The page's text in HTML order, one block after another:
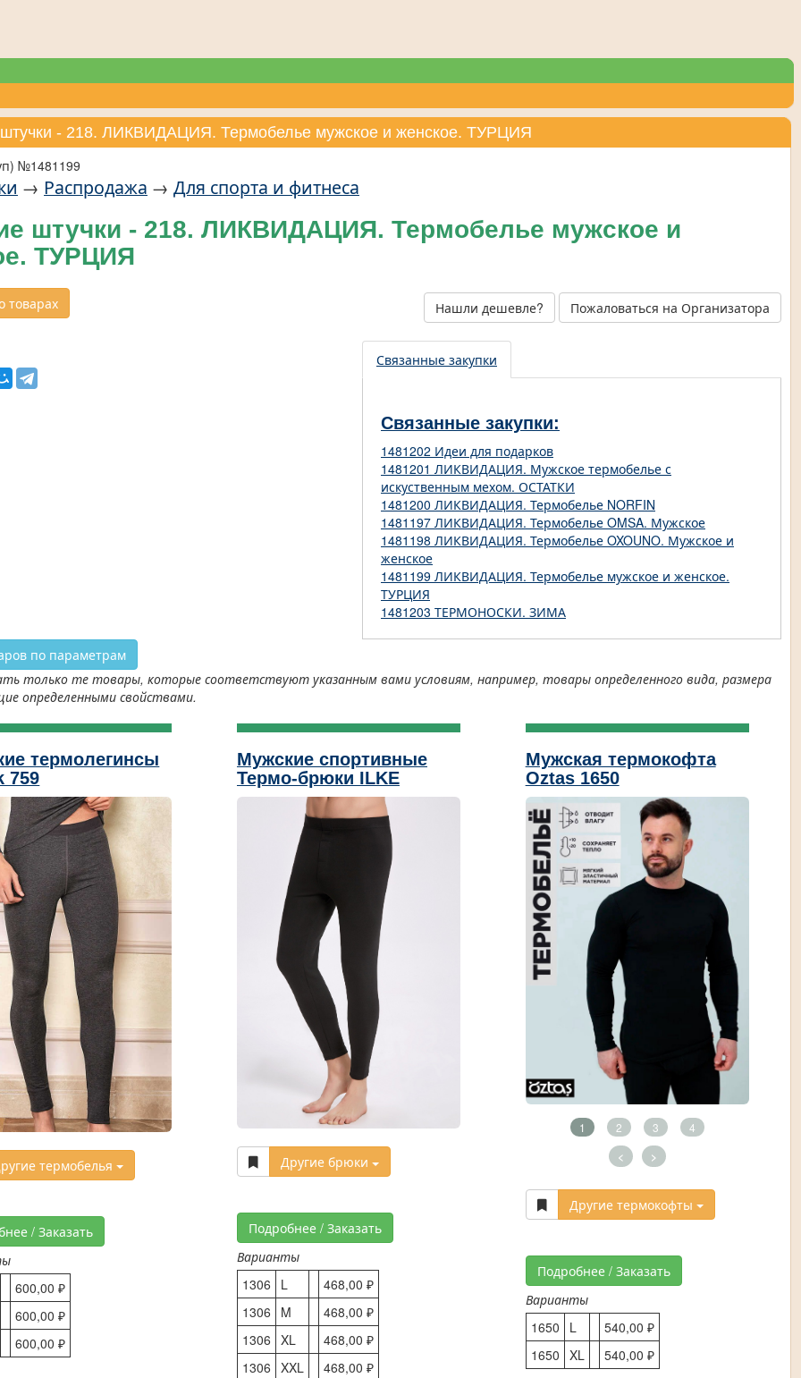
- 218. ЛИКВИДАЦИЯ. Термобелье мужское и женское. ТУРЦИЯ
№1481199
→ Распродажа → Для спорта и фитнеса
штучки - 218. ЛИКВИДАЦИЯ. Термобелье мужское и
ТУРЦИЯ
Нашли дешевле? Пожаловаться на Организатора
Связанные закупки
Связанные закупки:
1481202 Идеи для подарков
1481201 ЛИКВИДАЦИЯ. Мужское термобелье с
искуственным мехом. ОСТАТКИ
1481200 ЛИКВИДАЦИЯ. Термобелье NORFIN
1481197 ЛИКВИДАЦИЯ. Термобелье OMSA. Мужское
1481198 ЛИКВИДАЦИЯ. Термобелье OXOUNO. Мужское и
женское
1481199 ЛИКВИДАЦИЯ. Термобелье мужское и женское.
ТУРЦИЯ
1481203 ТЕРМОНОСКИ. ЗИМА
по параметрам
только те товары, которые соответствуют указанным вами условиям, например, товары определенного вида, размера
определенными свойствами.
термолегинсы
759
термобелья
/ Заказать
600,00 ₽
600,00 ₽
600,00 ₽
Мужские спортивные
Термо-брюки ILKE
Другие брюки
Подробнее / Заказать
Варианты
1306
L
468,00 ₽
1306
M
468,00 ₽
1306 XL
468,00 ₽
1306 XXL 468,00 ₽
Мужская термокофта
Oztas 1650
1 2 3 4
< >
Другие термокофты
Подробнее / Заказать
Варианты
1650
L
540,00 ₽
1650 XL 540,00 ₽